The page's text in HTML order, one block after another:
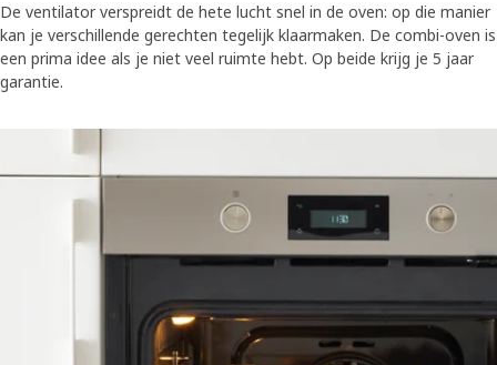
De ventilator verspreidt de hete lucht snel in de oven: op die manier
kan je verschillende gerechten tegelijk klaarmaken. De combi-oven is
een prima idee als je niet veel ruimte hebt. Op beide krijg je 5 jaar
garantie.